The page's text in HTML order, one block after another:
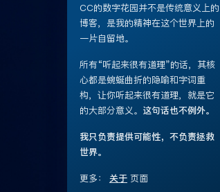
CC的数字花园并不是传统意义上的
博客，是我的精神在这个世界上的
一片自留地。
所有“听起来很有道理”的话，其核
心都是蜿蜒曲折的隐喻和字词重
构，让你听起来很有道理，就是它
的大部分意义。 这句话也不例外。
我只负责提供可能性，不负责拯救
世界。
更多： 关于 页面